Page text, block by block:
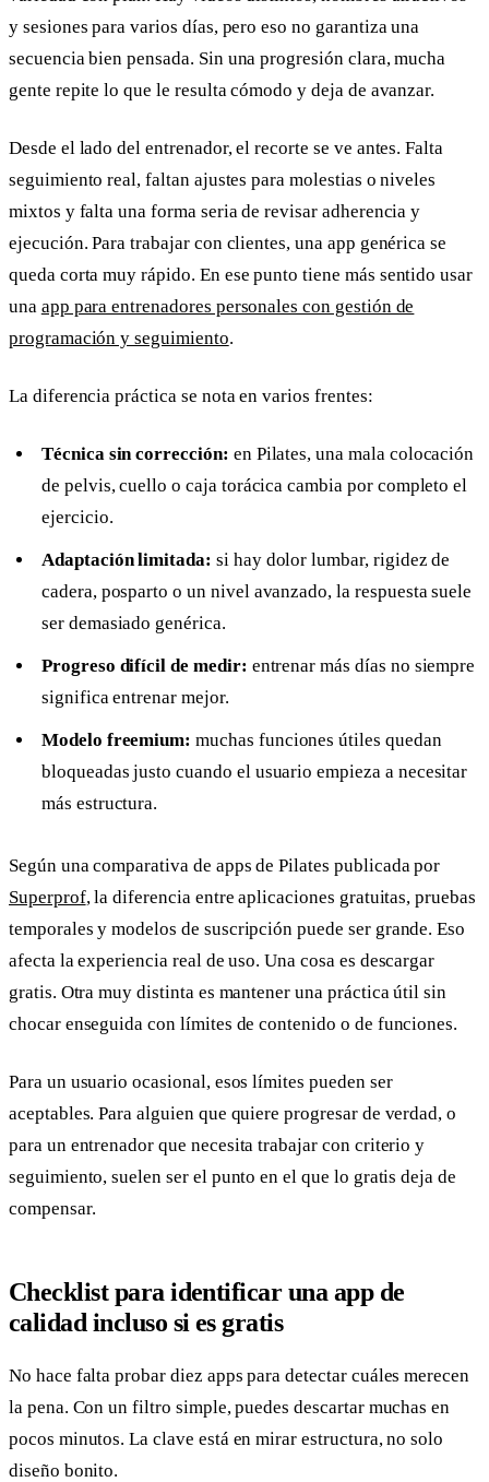
y sesiones para varios días, pero eso no garantiza una
secuencia bien pensada. Sin una progresión clara, mucha
gente repite lo que le resulta cómodo y deja de avanzar.
Desde el lado del entrenador, el recorte se ve antes. Falta
seguimiento real, faltan ajustes para molestias o niveles
mixtos y falta una forma seria de revisar adherencia y
ejecución. Para trabajar con clientes, una app genérica se
queda corta muy rápido. En ese punto tiene más sentido usar
una app para entrenadores personales con gestión de
programación y seguimiento.
La diferencia práctica se nota en varios frentes:
Técnica sin corrección: en Pilates, una mala colocación
de pelvis, cuello o caja torácica cambia por completo el
ejercicio.
Adaptación limitada: si hay dolor lumbar, rigidez de
cadera, posparto o un nivel avanzado, la respuesta suele
ser demasiado genérica.
Progreso difícil de medir: entrenar más días no siempre
significa entrenar mejor.
Modelo freemium: muchas funciones útiles quedan
bloqueadas justo cuando el usuario empieza a necesitar
más estructura.
Según una comparativa de apps de Pilates publicada por
Superprof, la diferencia entre aplicaciones gratuitas, pruebas
temporales y modelos de suscripción puede ser grande. Eso
afecta la experiencia real de uso. Una cosa es descargar
gratis. Otra muy distinta es mantener una práctica útil sin
chocar enseguida con límites de contenido o de funciones.
Para un usuario ocasional, esos límites pueden ser
aceptables. Para alguien que quiere progresar de verdad, o
para un entrenador que necesita trabajar con criterio y
seguimiento, suelen ser el punto en el que lo gratis deja de
compensar.
Checklist para identificar una app de
calidad incluso si es gratis
No hace falta probar diez apps para detectar cuáles merecen
la pena. Con un filtro simple, puedes descartar muchas en
pocos minutos. La clave está en mirar estructura, no solo
diseño bonito.